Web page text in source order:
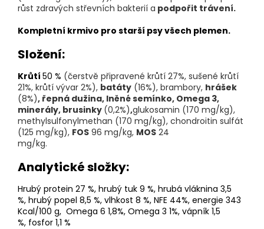
růst zdravých střevních bakterií a podpořit trávení.
Kompletní krmivo pro starší psy všech plemen.
Složení:
Krůtí 50 % (čerstvě připravené krůtí 27%, sušené krůtí
21%, krůtí vývar 2%), batáty (16%), brambory, hrášek
(8%), řepná dužina, lněné semínko, Omega 3,
minerály, brusinky (0,2%),glukosamin (170 mg/kg),
methylsulfonylmethan (170 mg/kg), chondroitin sulfát
(125 mg/kg), FOS 96 mg/kg, MOS 24
mg/kg.
Analytické složky:
Hrubý protein 27 %, hrubý tuk 9 %, hrubá vláknina 3,5
%, hrubý popel 8,5 %, vlhkost 8 %, NFE 44%, energie 343
Kcal/100 g, Omega 6 1,8%, Omega 3 1%, vápník 1,5
%, fosfor 1,1 %